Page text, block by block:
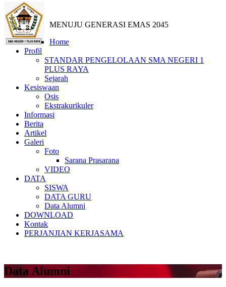
MENUJU GENERASI EMAS 2045
Home
Profil
STANDAR PENGELOLAAN SMA NEGERI 1
PLUS RAYA
Sejarah
Kesiswaan
Osis
Ekstrakurikuler
Informasi
Berita
Artikel
Galeri
Foto
Sarana Prasarana
VIDEO
DATA
SISWA
DATA GURU
Data Alumni
DOWNLOAD
Kontak
PERJANJIAN KERJASAMA
Data Alumni